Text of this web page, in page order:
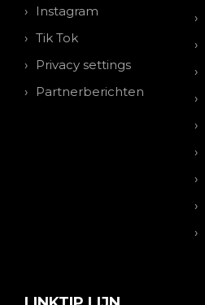
Instagram
Tik Tok
Privacy settings
Partnerberichten